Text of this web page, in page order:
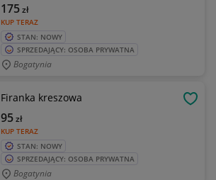
KUP TERAZ
175zł
STAN: NOWY
SPRZEDAJĄCY: OSOBA PRYWATNA
Bogatynia
Firanka kreszowa
KUP TERAZ
95zł
STAN: NOWY
SPRZEDAJĄCY: OSOBA PRYWATNA
Bogatynia